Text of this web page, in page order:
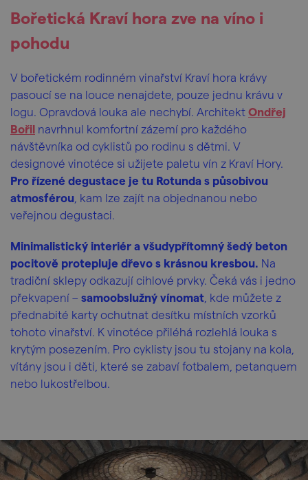
Bořetická Kraví hora zve na víno i
pohodu
V bořetickém rodinném vinařství Kraví hora krávy
pasoucí se na louce nenajdete, pouze jednu krávu v
logu. Opravdová louka ale nechybí. Architekt Ondřej
Bořil navrhnul komfortní zázemí pro každého
návštěvníka od cyklistů po rodinu s dětmi. V
designové vinotéce si užijete paletu vín z Kraví Hory.
Pro řízené degustace je tu Rotunda s působivou
atmosférou , kam lze zajít na objednanou nebo
veřejnou degustaci.
Minimalistický interiér a všudypřítomný šedý beton
pocitově protepluje dřevo s krásnou kresbou. Na
tradiční sklepy odkazují cihlové prvky. Čeká vás i jedno
překvapení – samoobslužný vínomat , kde můžete z
přednabité karty ochutnat desítku místních vzorků
tohoto vinařství. K vinotéce přiléhá rozlehlá louka s
krytým posezením. Pro cyklisty jsou tu stojany na kola,
vítány jsou i děti, které se zabaví fotbalem, petanquem
nebo lukostřelbou.